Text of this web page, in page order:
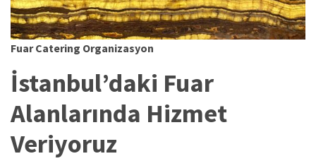
Fuar Catering Organizasyon
İstanbul’daki Fuar
Alanlarında Hizmet
Veriyoruz